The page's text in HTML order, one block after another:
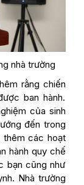
nhà trường
rằng chiến
ban hành.
của sinh
đến trong
thêm các hoạt
hành quy chế
bạn cũng như
Nhà trường